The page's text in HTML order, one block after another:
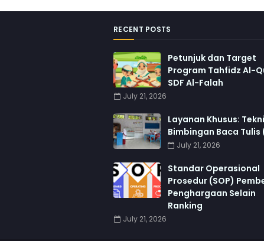
RECENT POSTS
Petunjuk dan Target
Program Tahfidz Al-
SDF Al-Falah
July 21, 2026
Layanan Khusus:
Bimbingan Baca Tulis
July 21, 2026
Standar Operasional
Prosedur (SOP)
Penghargaan Selain
Ranking
July 21, 2026